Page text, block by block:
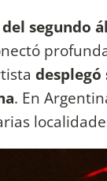
segundo
. En